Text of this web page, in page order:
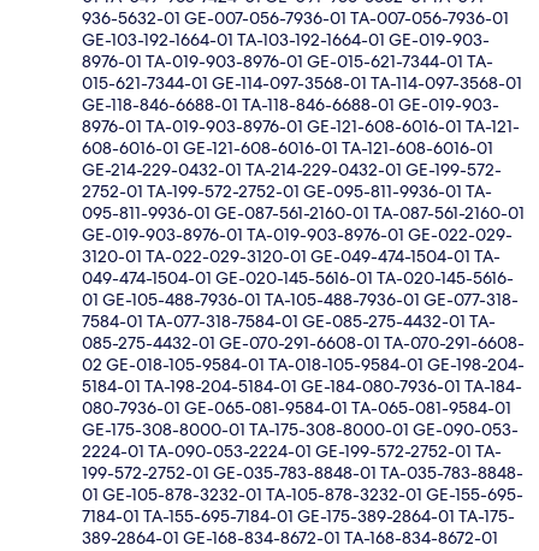
936-5632-01 GE-007-056-7936-01 TA-007-056-7936-01
GE-103-192-1664-01 TA-103-192-1664-01 GE-019-903-
8976-01 TA-019-903-8976-01 GE-015-621-7344-01 TA-
015-621-7344-01 GE-114-097-3568-01 TA-114-097-3568-01
GE-118-846-6688-01 TA-118-846-6688-01 GE-019-903-
8976-01 TA-019-903-8976-01 GE-121-608-6016-01 TA-121-
608-6016-01 GE-121-608-6016-01 TA-121-608-6016-01
GE-214-229-0432-01 TA-214-229-0432-01 GE-199-572-
2752-01 TA-199-572-2752-01 GE-095-811-9936-01 TA-
095-811-9936-01 GE-087-561-2160-01 TA-087-561-2160-01
GE-019-903-8976-01 TA-019-903-8976-01 GE-022-029-
3120-01 TA-022-029-3120-01 GE-049-474-1504-01 TA-
049-474-1504-01 GE-020-145-5616-01 TA-020-145-5616-
01 GE-105-488-7936-01 TA-105-488-7936-01 GE-077-318-
7584-01 TA-077-318-7584-01 GE-085-275-4432-01 TA-
085-275-4432-01 GE-070-291-6608-01 TA-070-291-6608-
02 GE-018-105-9584-01 TA-018-105-9584-01 GE-198-204-
5184-01 TA-198-204-5184-01 GE-184-080-7936-01 TA-184-
080-7936-01 GE-065-081-9584-01 TA-065-081-9584-01
GE-175-308-8000-01 TA-175-308-8000-01 GE-090-053-
2224-01 TA-090-053-2224-01 GE-199-572-2752-01 TA-
199-572-2752-01 GE-035-783-8848-01 TA-035-783-8848-
01 GE-105-878-3232-01 TA-105-878-3232-01 GE-155-695-
7184-01 TA-155-695-7184-01 GE-175-389-2864-01 TA-175-
389-2864-01 GE-168-834-8672-01 TA-168-834-8672-01